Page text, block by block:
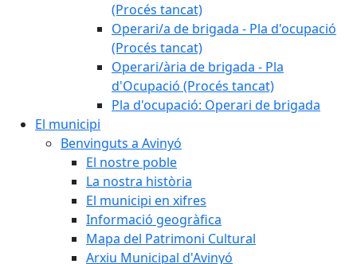
(Procés tancat)
Operari/a de brigada - Pla d'ocupació
(Procés tancat)
Operari/ària de brigada - Pla
d'Ocupació (Procés tancat)
Pla d'ocupació: Operari de brigada
El municipi
Benvinguts a Avinyó
El nostre poble
La nostra història
El municipi en xifres
Informació geogràfica
Mapa del Patrimoni Cultural
Arxiu Municipal d'Avinyó